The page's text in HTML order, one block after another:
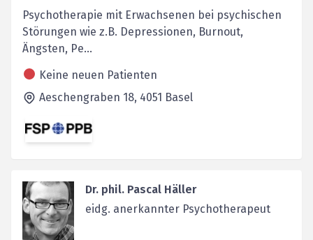
Psychotherapie mit Erwachsenen bei psychischen
Störungen wie z.B. Depressionen, Burnout,
Ängsten, Pe...
Keine neuen Patienten
Aeschengraben 18, 4051 Basel
Dr. phil. Pascal Häller
eidg. anerkannter Psychotherapeut